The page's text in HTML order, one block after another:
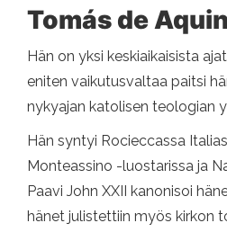
Tomás de
Hän on yksi keskiaikaisista
eniten vaikutusvaltaa paitsi
nykyajan katolisen teologian
Hän syntyi Rocieccassa
Monteassino -luostarissa ja
Paavi John XXII kanonisoi
hänet julistettiin myös kirkon